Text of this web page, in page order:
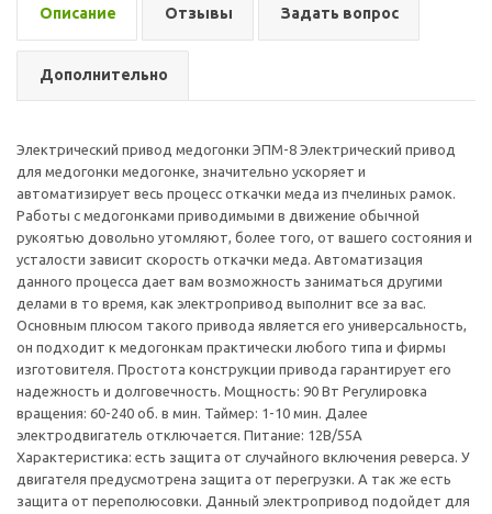
Описание Отзывы Задать вопрос
Дополнительно
Электрический привод медогонки ЭПМ-8 Электрический привод
для медогонки медогонке, значительно ускоряет и
автоматизирует весь процесс откачки меда из пчелиных рамок.
Работы с медогонками приводимыми в движение обычной
рукоятью довольно утомляют, более того, от вашего состояния и
усталости зависит скорость откачки меда. Автоматизация
данного процесса дает вам возможность заниматься другими
делами в то время, как электропривод выполнит все за вас.
Основным плюсом такого привода является его универсальность,
он подходит к медогонкам практически любого типа и фирмы
изготовителя. Простота конструкции привода гарантирует его
надежность и долговечность. Мощность: 90 Вт Регулировка
вращения: 60-240 об. в мин. Таймер: 1-10 мин. Далее
электродвигатель отключается. Питание: 12В/55А
Характеристика: есть защита от случайного включения реверса. У
двигателя предусмотрена защита от перегрузки. А так же есть
защита от переполюсовки. Данный электропривод подойдет для